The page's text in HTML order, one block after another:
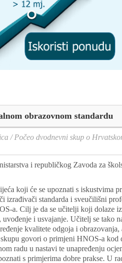
obrazovnom standardu
/Počeo dvodnevni skup o
i republičkog Zavoda za
koji će se upoznati s iskustvima
izrađivači standarda i sveučilišni
a. Cilj je da se učitelji koji dolaze
i usvajanje. Učitelj se tako
kvalitete odgoja i obrazovanja,
govori o primjeni HNOS-a kod
radu u nastavi te unapređenju
s primjerima dobre prakse. U